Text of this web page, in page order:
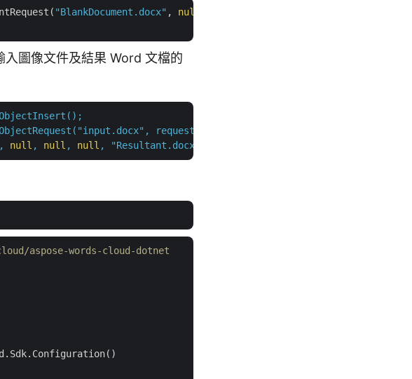
"BlankDocument.docx" , null
圖像文件及結果 Word 文檔的
requestDrawingObject,
, null , null , null , "Resultant.docx"
aspose-words-cloud-dotnet